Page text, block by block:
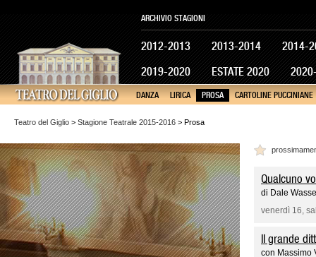
2012-2013 2013-2014
2014-
2019-2020
ESTATE 2020
ARCHIVIO STAGIONI
DANZA LIRICA PROSA CARTOLINE PUCCINIANE
Teatro del Giglio > Stagione Teatrale 2015-2016 > Prosa
Qualcuno
di Dale
venerdì 16,
Il grande
con Massimo